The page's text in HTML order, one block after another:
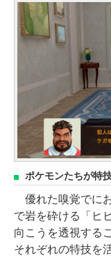
ポケモンたちが特
優れた嗅覚でに
で岩を砕ける「ヒ
向こうを透視する
それぞれの特技を